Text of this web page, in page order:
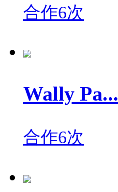
合作6次
Wally Pa...
合作6次